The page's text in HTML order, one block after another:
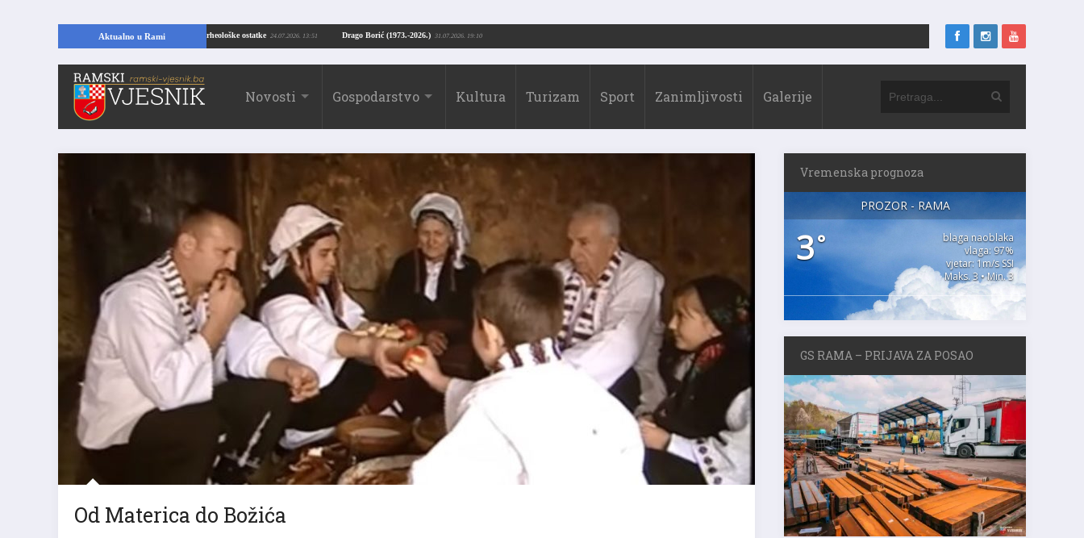
Aktualno u Rami Drago Borić (1973.-2026.) 31.07.2026. 19:10
OTKRIĆE U RAMI: Kopajući temelje kuće, pronašao vrijedne arheološke ostatke 24.07.2026. 13:51
Novosti Gospodarstvo Kultura Turizam Sport Zanimljivosti Galerije
Od Materica do Božića
Vremenska prognoza
PROZOR - RAMA
3°
blaga naoblaka
vlaga: 97%
vjetar: 1m/s SSI
Maks. 3 • Min. 3
GS RAMA – PRIJAVA ZA POSAO